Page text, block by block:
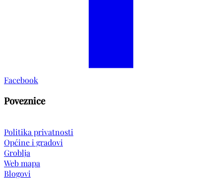
Facebook
Poveznice
Politika privatnosti
Općine i gradovi
Groblja
Web mapa
Blogovi